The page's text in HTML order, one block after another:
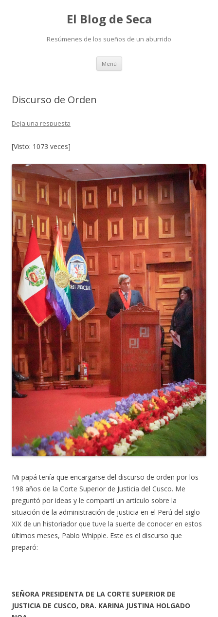
El Blog de Seca
Resúmenes de los sueños de un aburrido
Menú Ir
contenido
Discurso de Orden
Deja una respuesta
[Visto: 1073 veces]
Mi papá tenía que encargarse del discurso de orden por los
198 años de la Corte Superior de Justicia del Cusco. Me
preguntó por ideas y le compartí un artículo sobre la
situación de la administración de justicia en el Perú del siglo
XIX de un historiador que tuve la suerte de conocer en estos
últimos meses, Pablo Whipple. Este es el discurso que
preparó:
SEÑORA PRESIDENTA DE LA CORTE SUPERIOR DE
JUSTICIA DE CUSCO, DRA. KARINA JUSTINA HOLGADO